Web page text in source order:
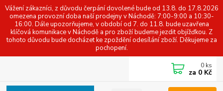
Vážení zákazníci, z důvodu čerpání dovolené bude od 13.8. do 17.8.2026
omezena provozní doba naší prodejny v Náchodě: 7:00-9:00 a 10:30-
16:00. Dále upozorňujeme, v období od 7. do 11.8. bude uzavřena
klíčová komunikace v Náchodě a pro zboží budeme jezdit objížďkou. Z
tohoto důvodu bude docházet ke zpoždění odesílání zboží. Děkujeme za
pochopení.
0 ks
za 0 Kč